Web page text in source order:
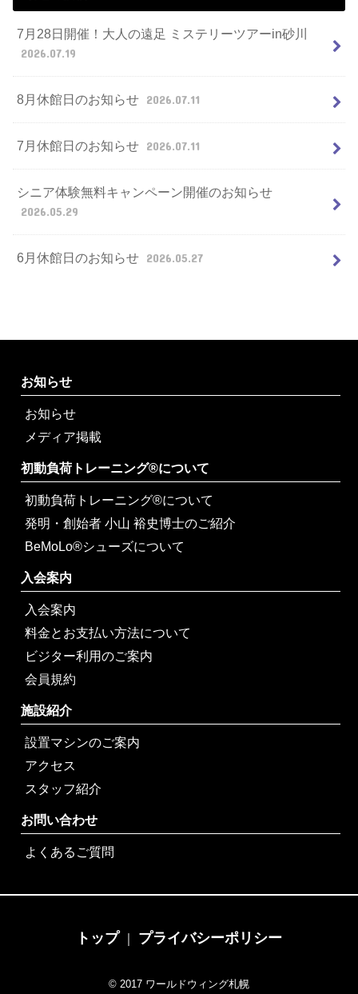
7月28日開催！大人の遠足 ミステリーツアーin砂川
2026.07.19
8月休館日のお知らせ 2026.07.11
7月休館日のお知らせ 2026.07.11
シニア体験無料キャンペーン開催のお知らせ
2026.05.29
6月休館日のお知らせ 2026.05.27
お知らせ
お知らせ
メディア掲載
初動負荷トレーニング®について
初動負荷トレーニング®について
発明・創始者 小山 裕史博士のご紹介
BeMoLo®シューズについて
入会案内
入会案内
料金とお支払い方法について
ビジター利用のご案内
会員規約
施設紹介
設置マシンのご案内
アクセス
スタッフ紹介
お問い合わせ
よくあるご質問
トップ｜ プライバシーポリシー
© 2017 ワールドウィング札幌